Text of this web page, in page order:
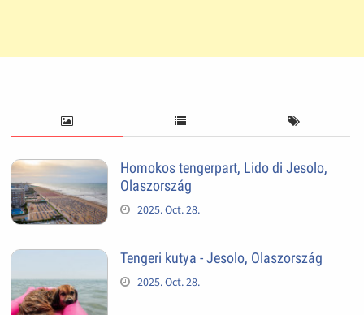
Homokos tengerpart, Lido di Jesolo,
Olaszország
2025. Oct. 28.
Tengeri kutya - Jesolo, Olaszország
2025. Oct. 28.